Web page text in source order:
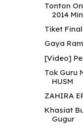
Tonton
2014
Tiket
Gaya
[Video]
Tok Guru
HUSM
ZAHIRA
Khasiat
Gugur